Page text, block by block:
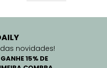
novidades!
15% DE